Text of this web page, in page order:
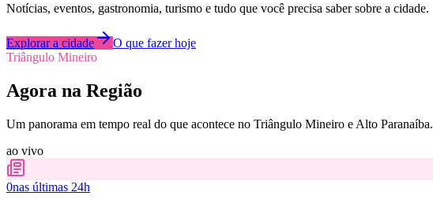
Notícias, eventos, gastronomia, turismo e tudo que você precisa saber sobre a cidade.
Explorar a cidade
O que fazer hoje
Triângulo Mineiro
Agora na Região
Um panorama em tempo real do que acontece no Triângulo Mineiro e Alto Paranaíba.
ao vivo
0nas últimas 24h